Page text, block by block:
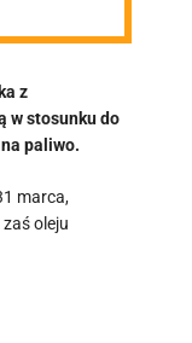
z
w stosunku do
paliwo.
marca,
oleju